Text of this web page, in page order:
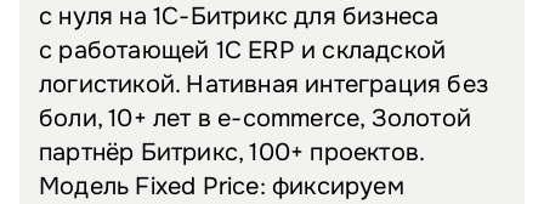
с нуля на 1С-Битрикс для бизнеса
с работающей 1С ERP и складской
логистикой. Нативная интеграция без
боли, 10+ лет в e-commerce, Золотой
партнёр Битрикс, 100+ проектов.
Модель Fixed Price: фиксируем